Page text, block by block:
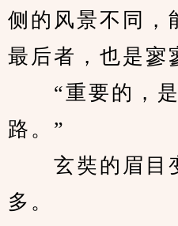
侧的风景不同，
最后者，也是寥
“重要的，是
路。”
玄奘的眉目
多。